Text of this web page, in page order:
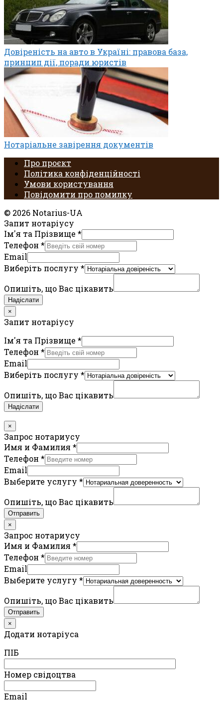
Довіреність на авто в Україні: правова база,
принцип дії, поради юристів
Нотаріальне завірення документів
Про проєкт
Політика конфіденційності
Умови користування
Повідомити про помилку
© 2026 Notarius-UA
Запит нотаріусу
Ім'я та Прізвище *
Телефон *
Email
Виберіть послугу *
Опишіть, що Вас цікавить
Надіслати
×
Запит нотаріусу
Ім'я та Прізвище *
Телефон *
Email
Виберіть послугу *
Опишіть, що Вас цікавить
Надіслати
×
Запрос нотариусу
Имя и Фамилия *
Телефон *
Email
Выберите услугу *
Опишіть, що Вас цікавить
Отправить
×
Запрос нотариусу
Имя и Фамилия *
Телефон *
Email
Выберите услугу *
Опишіть, що Вас цікавить
Отправить
×
Додати нотаріуса
ПIБ
Номер свідоцтва
Email